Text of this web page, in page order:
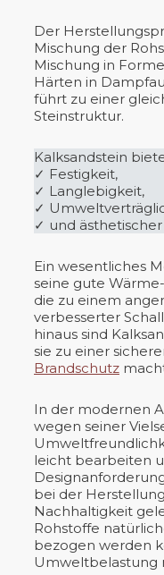
Der
Mischung der
Mischung in
Härten in
führt zu einer
Steinstruktur.
Kalksandstein
✓ Festigkeit,
✓ Langlebigkeit,
✓
✓ und
Ein wesentliches
seine gute
die zu einem
verbesserter
hinaus sind
sie zu einer
Brandschutz
In der modernen
wegen seiner
leicht bearbeiten
bei der
Nachhaltigkeit
Rohstoffe
bezogen werden
Umweltbelastung